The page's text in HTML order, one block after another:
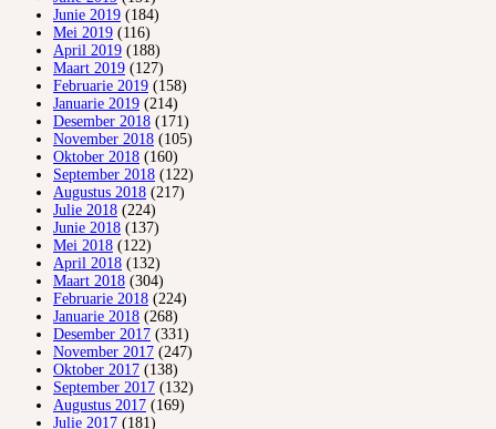
Junie 2019 (184)
Mei 2019 (116)
April 2019 (188)
Maart 2019 (127)
Februarie 2019 (158)
Januarie 2019 (214)
Desember 2018 (171)
November 2018 (105)
Oktober 2018 (160)
September 2018 (122)
Augustus 2018 (217)
Julie 2018 (224)
Junie 2018 (137)
Mei 2018 (122)
April 2018 (132)
Maart 2018 (304)
Februarie 2018 (224)
Januarie 2018 (268)
Desember 2017 (331)
November 2017 (247)
Oktober 2017 (138)
September 2017 (132)
Augustus 2017 (169)
Julie 2017 (181)